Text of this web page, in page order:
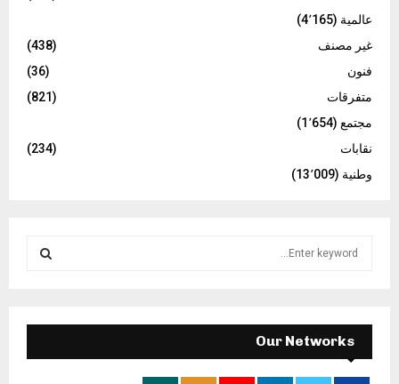
عالمية (4٬165)
غير مصنف
(438)
فنون
(36)
متفرقات
(821)
مجتمع (1٬654)
نقابات
(234)
وطنية (13٬009)
f
o
E
A
Our Networks